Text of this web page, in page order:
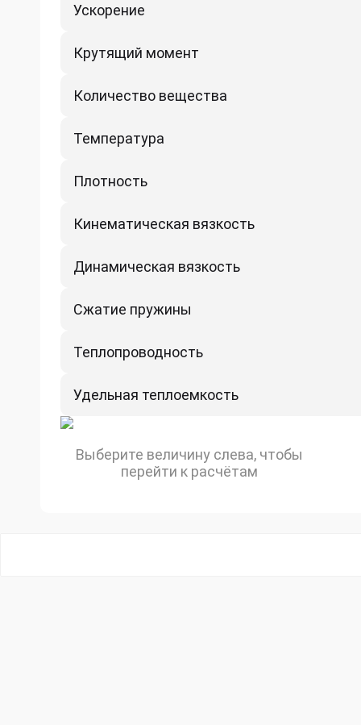
Ускорение
Крутящий момент
Количество вещества
Температура
Плотность
Кинематическая вязкость
Динамическая вязкость
Сжатие пружины
Теплопроводность
Удельная теплоемкость
Выберите величину слева, чтобы
перейти к расчётам